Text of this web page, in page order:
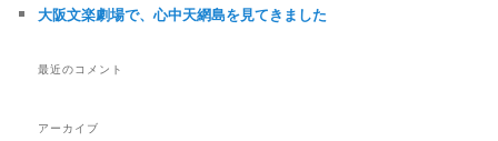
大阪文楽劇場で、心中天網島を見てきました
最近のコメント
アーカイブ